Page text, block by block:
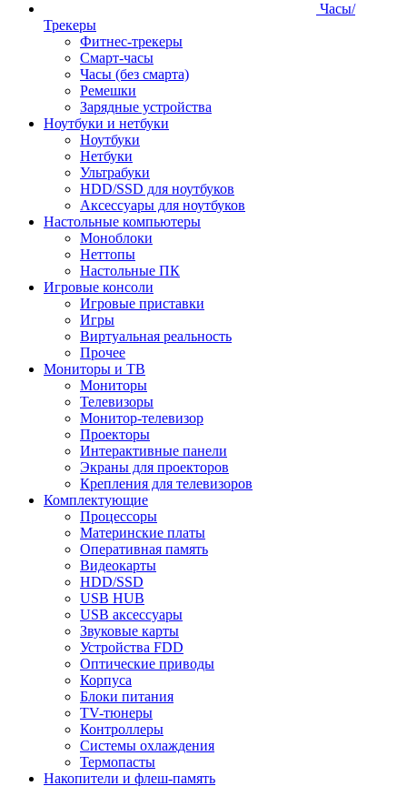
Часы/
Трекеры
Фитнес-трекеры
Смарт-часы
Часы (без смарта)
Ремешки
Зарядные устройства
Ноутбуки и нетбуки
Ноутбуки
Нетбуки
Ультрабуки
HDD/SSD для ноутбуков
Аксессуары для ноутбуков
Настольные компьютеры
Моноблоки
Неттопы
Настольные ПК
Игровые консоли
Игровые приставки
Игры
Виртуальная реальность
Прочее
Мониторы и ТВ
Мониторы
Телевизоры
Монитор-телевизор
Проекторы
Интерактивные панели
Экраны для проекторов
Крепления для телевизоров
Комплектующие
Процессоры
Материнские платы
Оперативная память
Видеокарты
HDD/SSD
USB HUB
USB аксессуары
Звуковые карты
Устройства FDD
Оптические приводы
Корпуса
Блоки питания
TV-тюнеры
Контроллеры
Системы охлаждения
Термопасты
Накопители и флеш-память